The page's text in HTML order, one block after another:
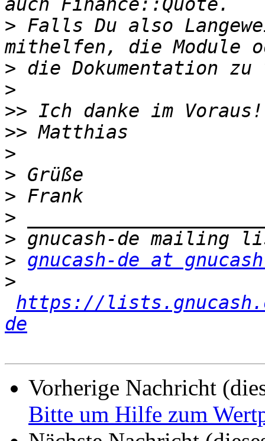
> Falls Du also
>
>
>>
>>
>
>
>
>
>
> gnucash-de at
>
https://
de
Vorherige Nachricht
Bitte um Hilfe zum